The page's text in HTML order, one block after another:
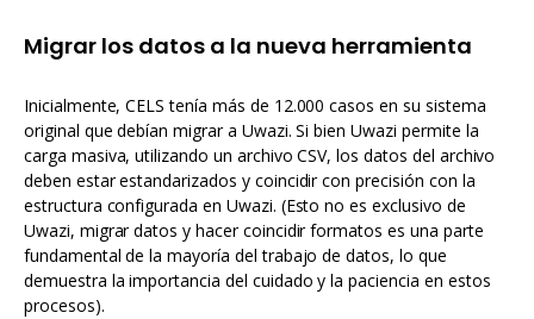
Migrar los datos a la nueva herramienta
Inicialmente, CELS tenía más de 12.000 casos en su sistema
original que debían migrar a Uwazi. Si bien Uwazi permite la
carga masiva, utilizando un archivo CSV, los datos del archivo
deben estar estandarizados y coincidir con precisión con la
estructura configurada en Uwazi. (Esto no es exclusivo de
Uwazi, migrar datos y hacer coincidir formatos es una parte
fundamental de la mayoría del trabajo de datos, lo que
demuestra la importancia del cuidado y la paciencia en estos
procesos).